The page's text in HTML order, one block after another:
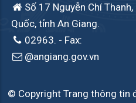
Số 17 Nguyễn Chí
Quốc, tỉnh An Giang.
02963. - Fax:
@angiang.gov.vn
© Copyright Trang thông tin